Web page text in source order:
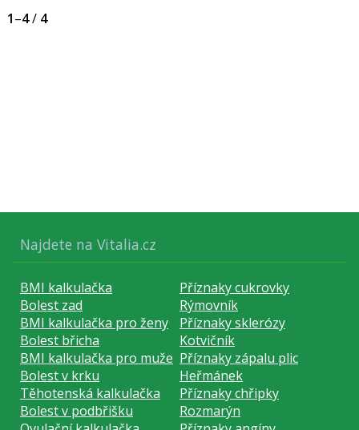
1–4/ 4
Najdete na Vitalia.cz
BMI kalkulačka
Příznaky cukrovky
Bolest zad
Rýmovník
BMI kalkulačka pro ženy
Příznaky sklerózy
Bolest břicha
Kotvičník
BMI kalkulačka pro muže Příznaky zápalu plic
Bolest v krku
Heřmánek
Těhotenská kalkulačka
Příznaky chřipky
Bolest v podbřišku
Rozmarýn